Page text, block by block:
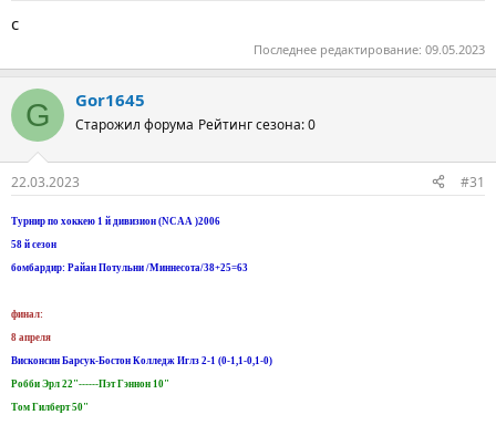
с
Последнее редактирование: 09.05.2023
G Gor1645
Старожил форума Рейтинг сезона: 0
22.03.2023 #31
Турнир по хоккею 1 й дивизион (NCAA )2006
58 й сезон
бомбардир: Райан Потульни /Миннесота/38+25=63
финал:
8 апреля
Висконсин Барсук-Бостон Колледж Иглз 2-1 (0-1,1-0,1-0)
Робби Эрл 22"------Пэт Гэннон 10"
Том Гилберт 50"